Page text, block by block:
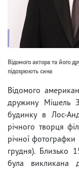
Відомого актора та його
підозрюють сина
Відомого
дружину Мішель
будинку в Лос-
річного творця
річної
грудня). Близько
була викликана